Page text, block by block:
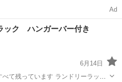
Ad
ック ハンガーバー付き
6月14日
て残っています ランドリーラック